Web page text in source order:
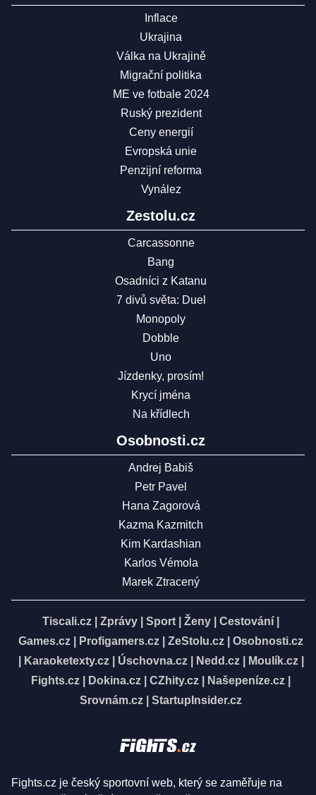
Inflace
Ukrajina
Válka na Ukrajině
Migrační politika
ME ve fotbale 2024
Ruský prezident
Ceny energií
Evropská unie
Penzijní reforma
Vynález
Zestolu.cz
Carcassonne
Bang
Osadníci z Katanu
7 divů světa: Duel
Monopoly
Dobble
Uno
Jízdenky, prosím!
Krycí jména
Na křídlech
Osobnosti.cz
Andrej Babiš
Petr Pavel
Hana Zagorová
Kazma Kazmitch
Kim Kardashian
Karlos Vémola
Marek Ztracený
Tiscali.cz Zprávy Sport Ženy Cestování
Games.cz
Profigamers.cz ZeStolu.cz
Osobnosti.cz
Karaoketexty.cz| Úschovna.cz| Nedd.cz| Moulík.cz|
Fights.cz
Dokina.cz CZhity.cz Našepeníze.cz
Srovnám.cz
StartupInsider.cz
Fights.cz je český sportovní web, který se zaměřuje na